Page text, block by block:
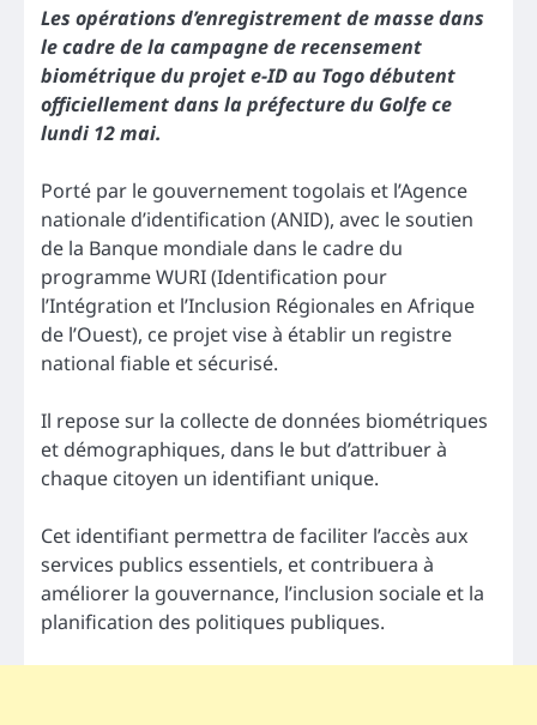
Les opérations d’enregistrement de masse dans
le cadre de la campagne de recensement
biométrique du projet e-ID au Togo débutent
officiellement dans la préfecture du Golfece
lundi 12 mai.
Porté par le gouvernement togolais et l’Agence
nationale d’identification (ANID), avec le soutien
de la Banque mondiale dans le cadre du
programme WURI (Identification pour
l’Intégration et l’Inclusion Régionales en Afrique
de l’Ouest), ce projet vise à établir un registre
national fiable et sécurisé.
Il repose sur la collecte de données biométriques
et démographiques, dans le but d’attribuer à
chaque citoyen un identifiant unique.
Cet identifiant permettra de faciliter l’accès aux
services publics essentiels, et contribuera à
améliorer la gouvernance, l’inclusion sociale et la
planification des politiques publiques.